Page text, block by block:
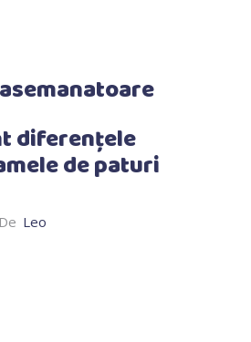
diferențele
de paturi
De Leo